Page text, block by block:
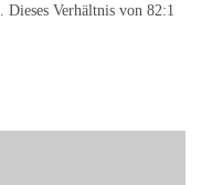
Verhältnis von 82:1